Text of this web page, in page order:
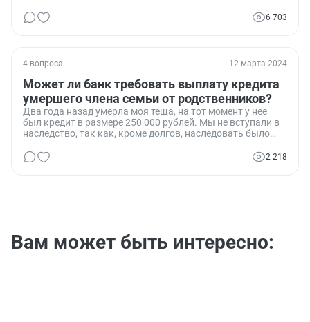
6 703
4 вопроса 12 марта 2024
Может ли банк требовать выплату кредита
умершего члена семьи от родственников?
Два года назад умерла моя теща, на тот момент у неё
был кредит в размере 250 000 рублей. Мы не вступали в
наследство, так как, кроме долгов, наследовать было
взыскать долг с моего тестя, у которого в собственности
2 218
Вам может быть интересно: